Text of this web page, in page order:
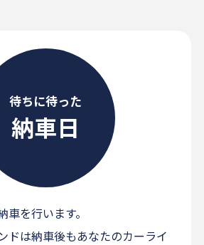
待ちに待った
納車日
車を行います。
ドは納車後もあなたのカーライ